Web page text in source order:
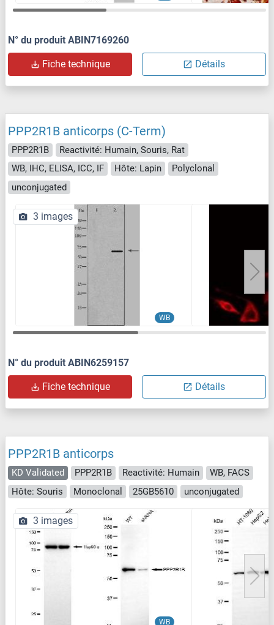
N° du produit ABIN7169260
Fiche technique Détails
PPP2R1B anticorps (C-Term)
PPP2R1B
Reactivité: Humain, Souris, Rat
WB, IHC, ELISA, ICC, IF
Hôte: Lapin
Polyclonal
unconjugated
WB
3 images
N° du produit ABIN6259157
Fiche technique Détails
PPP2R1B anticorps
KD Validated PPP2R1B Reactivité: Humain
WB, FACS
Hôte: Souris
Monoclonal 25GB5610 unconjugated
WB
3 images